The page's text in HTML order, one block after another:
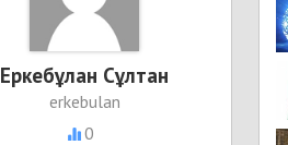
Еркебұлан Сұлтан
erkebulan
0